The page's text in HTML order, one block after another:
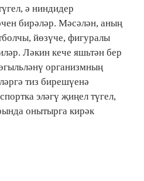
ә ниндидер
бирәләр. Мәсәлән, аның
йөзүче, фигуралы
Ләкин кече яшьтән бер
организмның
тиз бирешүенә
эләгү җиңел түгел,
онытырга кирәк